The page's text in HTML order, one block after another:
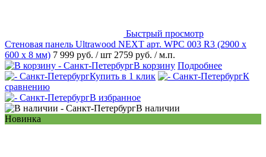
Быстрый просмотр
Стеновая панель Ultrawood NEXT арт. WPC 003 R3 (2900 х
600 х 8 мм) 7 999 руб. / шт 2759 руб. / м.п.
В корзину Подробнее
Купить в 1 клик
К
сравнению
В избранное
В наличии
Новинка